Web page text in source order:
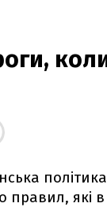
правил, які